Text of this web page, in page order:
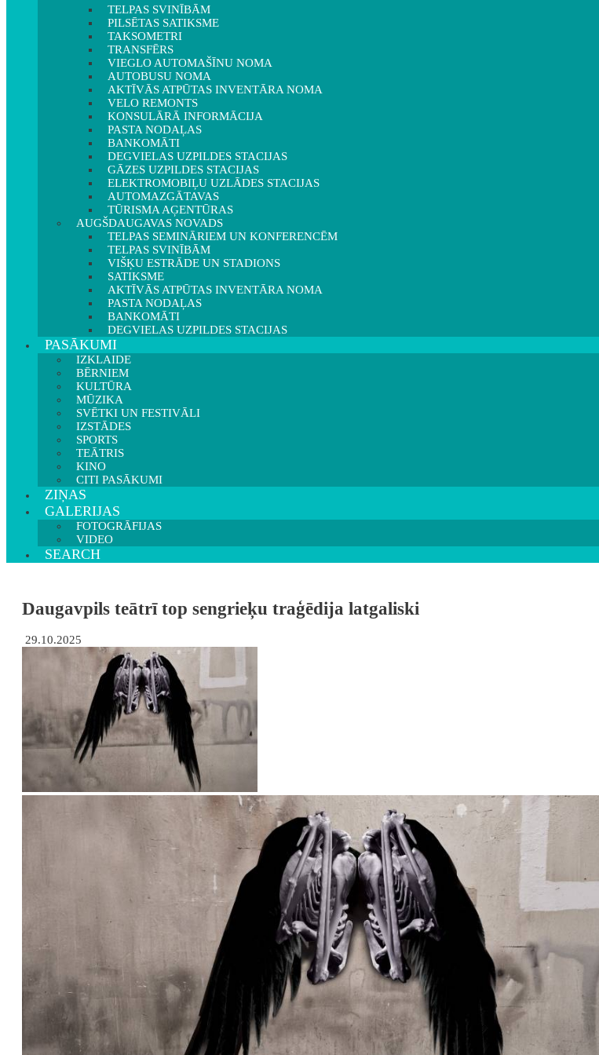
TELPAS SVINĪBĀM
PILSĒTAS SATIKSME
TAKSOMETRI
TRANSFĒRS
VIEGLO AUTOMAŠĪNU NOMA
AUTOBUSU NOMA
AKTĪVĀS ATPŪTAS INVENTĀRA NOMA
VELO REMONTS
KONSULĀRĀ INFORMĀCIJA
PASTA NODAĻAS
BANKOMĀTI
DEGVIELAS UZPILDES STACIJAS
GĀZES UZPILDES STACIJAS
ELEKTROMOBIĻU UZLĀDES STACIJAS
AUTOMAZGĀTAVAS
TŪRISMA AĢENTŪRAS
AUGŠDAUGAVAS NOVADS
TELPAS SEMINĀRIEM UN KONFERENCĒM
TELPAS SVINĪBĀM
VIŠĶU ESTRĀDE UN STADIONS
SATIKSME
AKTĪVĀS ATPŪTAS INVENTĀRA NOMA
PASTA NODAĻAS
BANKOMĀTI
DEGVIELAS UZPILDES STACIJAS
PASĀKUMI
IZKLAIDE
BĒRNIEM
KULTŪRA
MŪZIKA
SVĒTKI UN FESTIVĀLI
IZSTĀDES
SPORTS
TEĀTRIS
KINO
CITI PASĀKUMI
ZIŅAS
GALERIJAS
FOTOGRĀFIJAS
VIDEO
SEARCH
Daugavpils teātrī top sengrieķu traģēdija latgaliski
29.10.2025